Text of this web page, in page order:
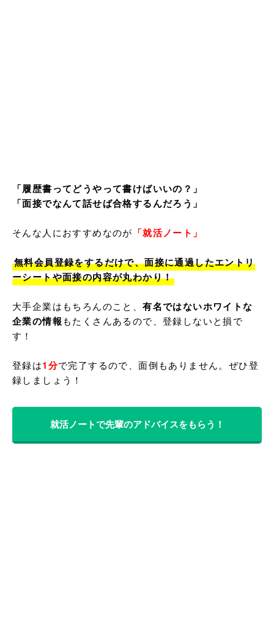
「履歴書ってどうやって書けばいいの？」
「面接でなんて話せば合格するんだろう」
そんな人におすすめなのが 「就活ノート」
無料会員登録をするだけで、面接に通過したエントリ
ーシートや面接の内容が丸わかり！
大手企業はもちろんのこと、有名ではないホワイトな
企業の情報もたくさんあるので、登録しないと損で
す！
登録は1分で完了するので、面倒もありません。ぜひ登
就活ノートで先輩のアドバイスをもらう！